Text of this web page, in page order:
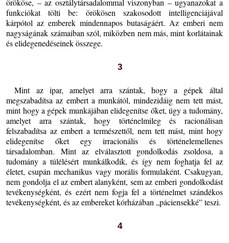
örököse, – az osztálytársadalommal viszonyban – ugyanazokat a
funkciókat tölti be: örökösen szakosodott intelligenciájával
kárpótol az emberek mindennapos butaságáért. Az emberi nem
nagyságának számaiban szól, miközben nem más, mint korlátainak
és elidegenedéseinek összege.
3
Mint az ipar, amelyet arra szántak, hogy a gépek által
megszabadítsa az embert a munkától, mindezidáig nem tett mást,
mint hogy a gépek munkájában elidegenítse őket, úgy a tudomány,
amelyet arra szántak, hogy történelmileg és racionálisan
felszabadítsa az embert a természettől, nem tett mást, mint hogy
elidegenítse őket egy irracionális és történelemellenes
társadalomban. Mint az elválasztott gondolkodás zsoldosa, a
tudomány a túlélésért munkálkodik, és így nem foghatja fel az
életet, csupán mechanikus vagy morális formulaként. Csakugyan,
nem gondolja el az embert alanyként, sem az emberi gondolkodást
tevékenységként, és ezért nem fogja fel a történelmet szándékos
tevékenységként, és az embereket kórházában „páciensekké” teszi.
4